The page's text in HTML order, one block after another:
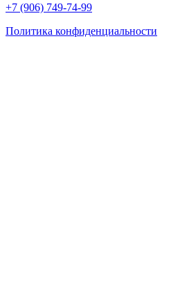
+7 (906) 749-74-99
Политика конфиденциальности